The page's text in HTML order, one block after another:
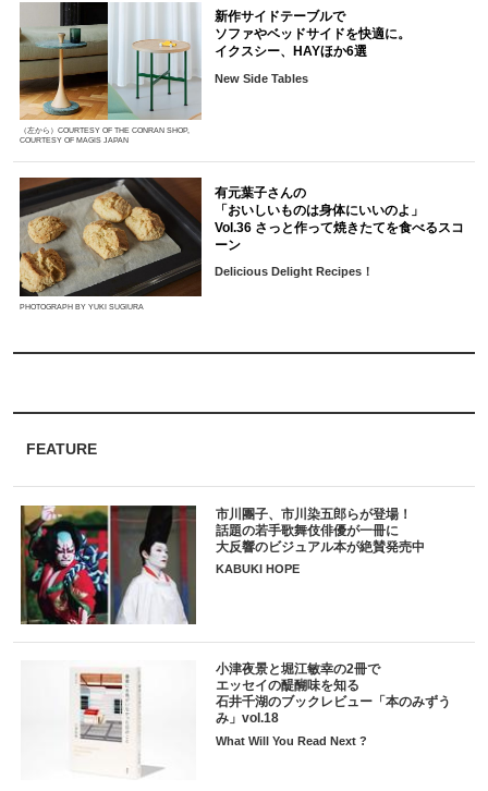
FEATURE
市川團子、市川染五郎らが登場！
話題の若手歌舞伎俳優が一冊に
大反響のビジュアル本が絶賛発売中
KABUKI HOPE
小津夜景と堀江敏幸の2冊で
エッセイの醍醐味を知る
石井千湖のブックレビュー「本のみずう
み」vol.18
What Will You Read Next ?
（左から）COURTESY OF THE CONRAN SHOP,
COURTESY OF MAGIS JAPAN
新作サイドテーブルで
ソファやベッドサイドを快適に。
イクスシー、HAYほか6選
New Side Tables
PHOTOGRAPH BY YUKI SUGIURA
有元葉子さんの
「おいしいものは身体にいいのよ」
Vol.36 さっと作って焼きたてを食べるスコ
ーン
Delicious Delight Recipes！